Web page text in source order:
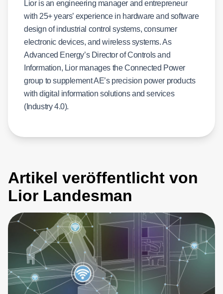
Lior is an engineering manager and entrepreneur
with 25+ years’ experience in hardware and software
design of industrial control systems, consumer
electronic devices, and wireless systems. As
Advanced Energy’s Director of Controls and
Information, Lior manages the Connected Power
group to supplement AE’s precision power products
with digital information solutions and services
(Industry 4.0).
Artikel veröffentlicht von
Lior Landesman